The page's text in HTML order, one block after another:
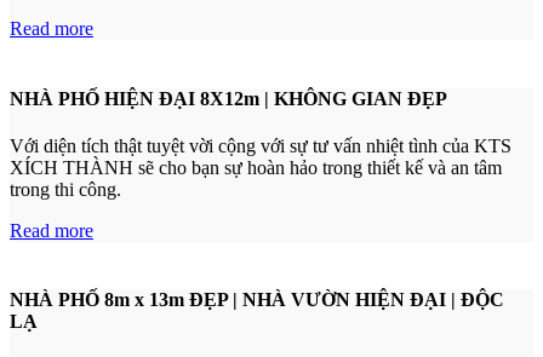
Read more
NHÀ PHỐ HIỆN ĐẠI 8X12m | KHÔNG GIAN ĐẸP
Với diện tích thật tuyệt vời cộng với sự tư vấn nhiệt tình của KTS
XÍCH THÀNH sẽ cho bạn sự hoàn hảo trong thiết kế và an tâm
trong thi công.
Read more
NHÀ PHỐ 8m x 13m ĐẸP | NHÀ VƯỜN HIỆN ĐẠI | ĐỘC
LẠ